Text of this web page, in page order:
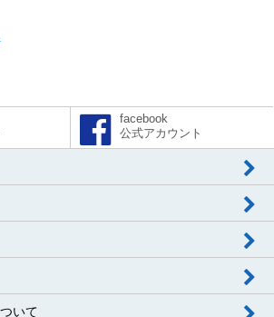
facebook
公式アカウント
いて